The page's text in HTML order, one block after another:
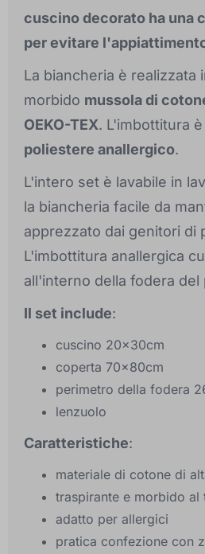
cuscino decorato ha una
per evitare
La biancheria è realizzata
morbido mussola di
OEKO-TEX. L'imbottitura è
poliestere anallergico.
L'intero set è lavabile in
la biancheria facile da
apprezzato dai genitori di
L'imbottitura anallergica
all'interno della fodera del
Il set include:
cuscino 20x30cm
coperta 70x80cm
perimetro della fodera
lenzuolo
Caratteristiche:
materiale di cotone di
traspirante e morbido al
adatto per allergici
pratica confezione con